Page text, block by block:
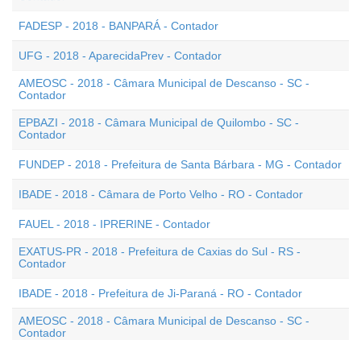
FADESP - 2018 - BANPARÁ - Contador
UFG - 2018 - AparecidaPrev - Contador
AMEOSC - 2018 - Câmara Municipal de Descanso - SC -
Contador
EPBAZI - 2018 - Câmara Municipal de Quilombo - SC -
Contador
FUNDEP - 2018 - Prefeitura de Santa Bárbara - MG - Contador
IBADE - 2018 - Câmara de Porto Velho - RO - Contador
FAUEL - 2018 - IPRERINE - Contador
EXATUS-PR - 2018 - Prefeitura de Caxias do Sul - RS -
Contador
IBADE - 2018 - Prefeitura de Ji-Paraná - RO - Contador
AMEOSC - 2018 - Câmara Municipal de Descanso - SC -
Contador